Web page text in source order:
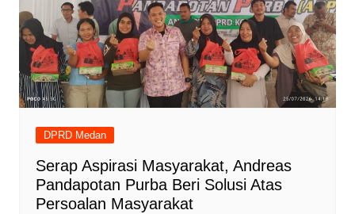
DPRD Medan
Serap Aspirasi Masyarakat, Andreas
Pandapotan Purba Beri Solusi Atas
Persoalan Masyarakat